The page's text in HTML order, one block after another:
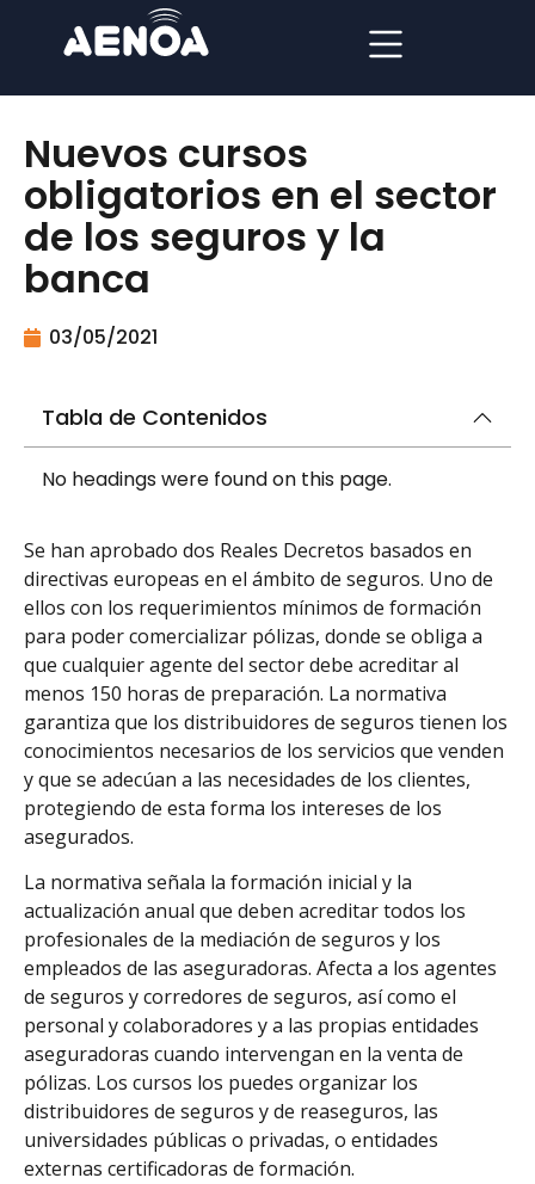
Nuevos cursos
obligatorios en el sector
de los seguros y la
banca
03/05/2021
Tabla de Contenidos
No headings were found on this page.
Se han aprobado dos Reales Decretos basados en
directivas europeas en el ámbito de seguros. Uno de
ellos con los requerimientos mínimos de formación
para poder comercializar pólizas, donde se obliga a
que cualquier agente del sector debe acreditar al
menos 150 horas de preparación. La normativa
garantiza que los distribuidores de seguros tienen los
conocimientos necesarios de los servicios que venden
y que se adecúan a las necesidades de los clientes,
protegiendo de esta forma los intereses de los
asegurados.
La normativa señala la formación inicial y la
actualización anual que deben acreditar todos los
profesionales de la mediación de seguros y los
empleados de las aseguradoras. Afecta a los agentes
de seguros y corredores de seguros, así como el
personal y colaboradores y a las propias entidades
aseguradoras cuando intervengan en la venta de
pólizas. Los cursos los puedes organizar los
distribuidores de seguros y de reaseguros, las
universidades públicas o privadas, o entidades
externas certificadoras de formación.